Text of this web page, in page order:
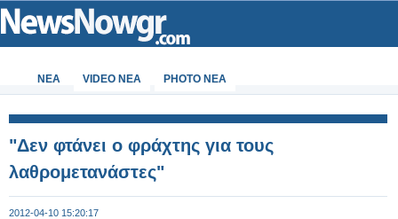
ΝΕΑ VIDEO NEA PHOTO NEA
"Δεν φτάνει ο φράχτης για τους
λαθρομετανάστες"
2012-04-10 15:20:17